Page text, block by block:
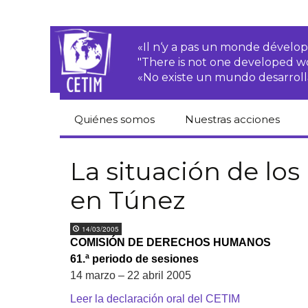
«Il n‘y a pas un monde
"There is not one developed
«No existe un mundo
Quiénes somos
Equipo
Newsletters
Informes de
actividades
Nuestras acciones
campesinas·os
transnacionales
medioambiental
Derechos
y culturales
La situación de
en Túnez
14/03/2005
COMISIÓN DE DERECHOS HUMANOS
61.ª periodo de sesiones
14 marzo – 22 abril 2005
Leer la declaración oral del CETIM